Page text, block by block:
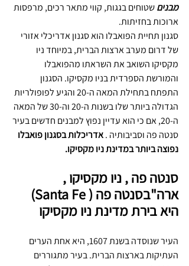
מבנים שטוחים בגגות, קווי מתאר רכים, מרפסות
ארוכות בחזיתות.
סגנון תחיית הפואבלו הוא סגנון אדריכלי אזורי
של דרום מערב ארצות הברית, במיוחד ניו
מקסיקו השואב את השראתו מהפואבלו
והמורשת הספרדית בניו מקסיקו. הסגנון
התפתח בתחילת המאה ה-20 והגיע לפופולריות
הגדולה ביותר שלו בשנות ה-20 וה-30 של המאה
ה-20, אם כי הוא עדיין נפוץ למבנים חדשים בעיר
סנטה פה וסביבותיה . אדריכלות בסגנון פואבלו
נפוצה ביותר במדינת ניו מקסיקו.
סנטה פה , ניו מקסיקו ,
ארה"בסנטה פה ( Santa Fe)
היא בירת מדינת ניו מקסיקו
העיר שנוסדה בשנת 1607, היא אחת הערים
העתיקות בארצות הברית. בעיר מתגוררים